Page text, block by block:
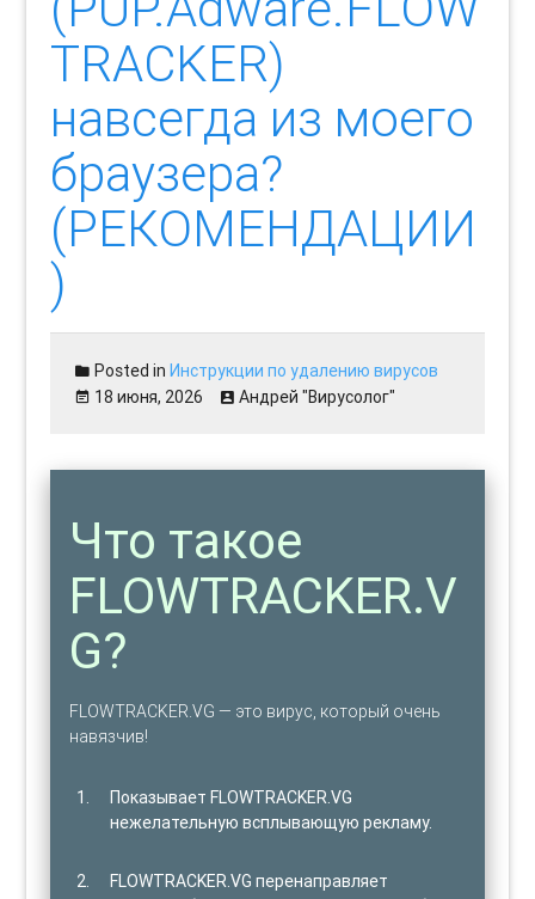
TRACKER)
навсегда из моего
браузера?
(РЕКОМЕНДАЦИИ
)
Posted inИнструкции по удалению вирусов
18 июня, 2026
Андрей "Вирусолог"
Что такое
FLOWTRACKER.V
G?
FLOWTRACKER.VG — это вирус, который очень
навязчив!
Показывает FLOWTRACKER.VG
нежелательную всплывающую рекламу.
FLOWTRACKER.VG перенаправляет